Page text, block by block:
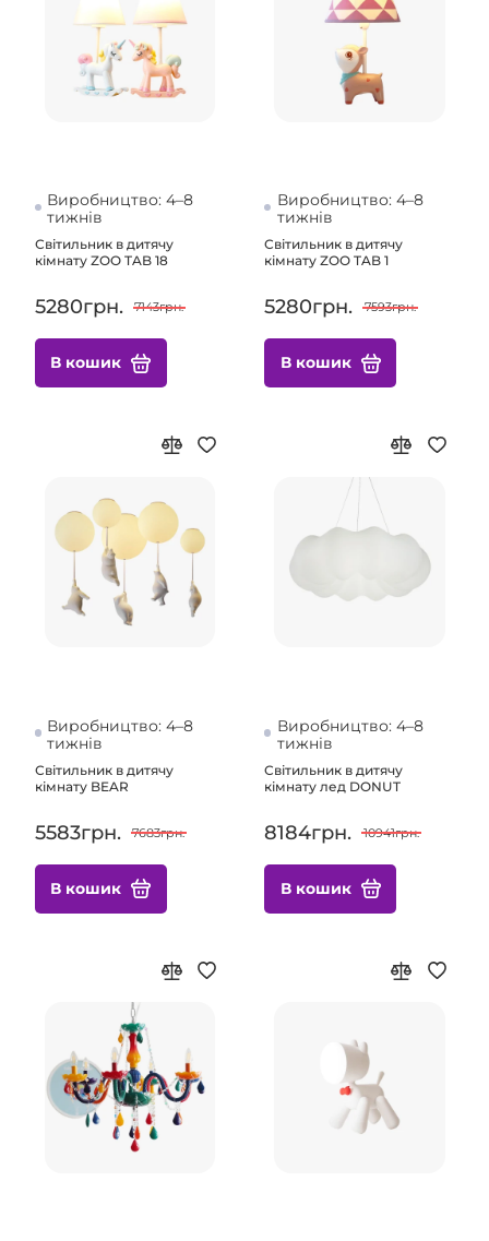
Виробництво: 4–8
тижнів
Світильник в дитячу
кімнату ZOO TAB 18
5280грн. 7143грн.
В кошик
Виробництво: 4–8
тижнів
Світильник в дитячу
кімнату ZOO TAB 1
5280грн. 7593грн.
В кошик
Виробництво: 4–8
тижнів
Світильник в дитячу
кімнату BEAR
5583грн. 7683грн.
В кошик
Виробництво: 4–8
тижнів
Світильник в дитячу
кімнату лед DONUT
8184грн. 10941грн.
В кошик